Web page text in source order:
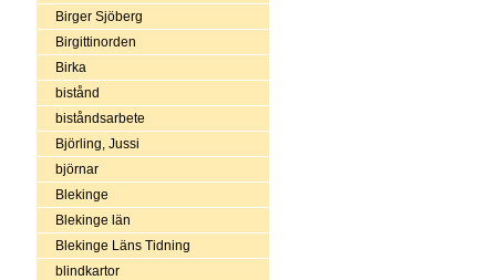
Birger Sjöberg
Birgittinorden
Birka
bistånd
biståndsarbete
Björling, Jussi
björnar
Blekinge
Blekinge län
Blekinge Läns Tidning
blindkartor